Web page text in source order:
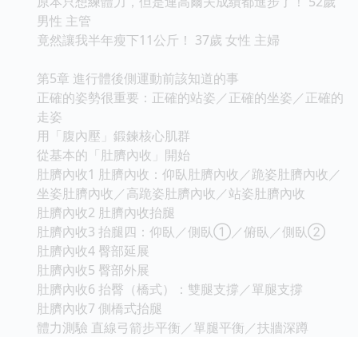
男性 主管
竟然讓我半年瘦下11公斤！ 37歲 女性 主婦
第5章 進行體後側運動前該知道的事
正確的姿勢很重要：正確的站姿／正確的坐姿／正確的
走姿
用「腹內壓」鍛鍊核心肌群
從基本的「肚臍內收」開始
肚臍內收1 肚臍內收：仰臥肚臍內收／跪姿肚臍內收／
坐姿肚臍內收／高跪姿肚臍內收／站姿肚臍內收
肚臍內收2 肚臍內收抬腿
肚臍內收3 抬腿四：仰臥／側臥①／俯臥／側臥②
肚臍內收4 臀部延展
肚臍內收5 臀部外展
肚臍內收6 抬臀（橋式）：雙腿支撐／單腿支撐
肚臍內收7 側橋式抬腿
體力測驗 直線弓箭步平衡／單腿平衡／扶牆深蹲